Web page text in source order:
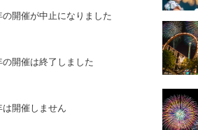
の開催が中止になりました
の開催は終了しました
は開催しません